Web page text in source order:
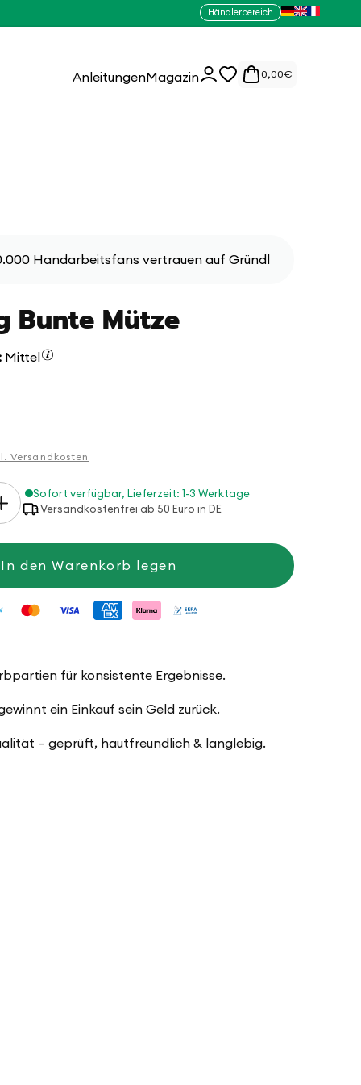
Händlerbereich
AnleitungenMagazinEinloggen 0,00€
0
Artikel
Handarbeitsfans vertrauen auf Gründl
Bunte Mütze
Mittel
Versandkosten
Erhöhe
die
für
Bunte
Sofort verfügbar, Lieferzeit: 1-3 Werktage
Versandkostenfrei ab 50 Euro in DE
In den Warenkorb legen
für konsistente Ergebnisse.
ein Einkauf sein Geld zurück.
– geprüft, hautfreundlich & langlebig.